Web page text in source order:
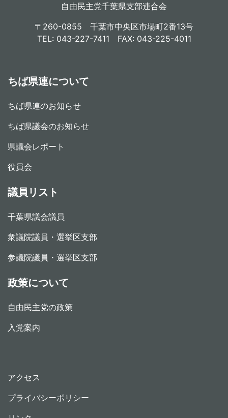
自由民主党千葉県支部連合会
〒260-0855 千葉市中央区市場町2番13号
TEL: 043-227-7411 FAX: 043-225-4011
ちば県連について
ちば県連のお知らせ
ちば県議会のお知らせ
県議会レポート
役員会
議員リスト
千葉県議会議員
衆議院議員・選挙区支部
参議院議員・選挙区支部
政策について
自由民主党の政策
入党案内
アクセス
プライバシーポリシー